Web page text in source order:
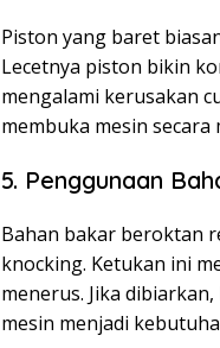
Piston yang baret
Lecetnya piston bikin
mengalami kerusakan
membuka mesin secara
5. Penggunaan
Bahan bakar beroktan
knocking. Ketukan ini
menerus. Jika
mesin menjadi